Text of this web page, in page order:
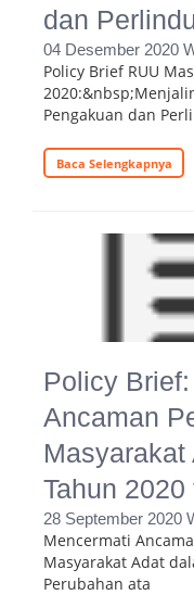
dan
04 Desember 2020
Policy Brief RUU
Pengakuan dan
Baca Selengkapnya
Policy
Ancaman
Masyarakat
Tahun 2020
28 September 2020
Mencermati
Masyarakat Adat
Perubahan ata